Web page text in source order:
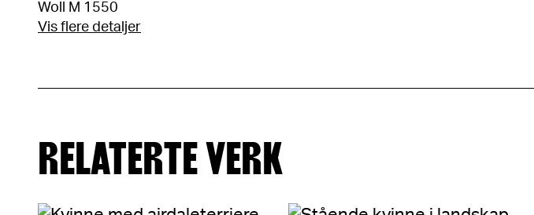
Woll M 1550
Vis flere detaljer
RELATERTE VERK